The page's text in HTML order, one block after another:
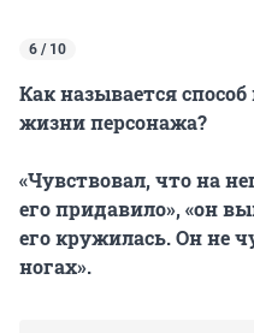
6 / 10
Как называется
жизни персонажа?
«Чувствовал, что на
его придавило», «он
его кружилась. Он не
ногах».